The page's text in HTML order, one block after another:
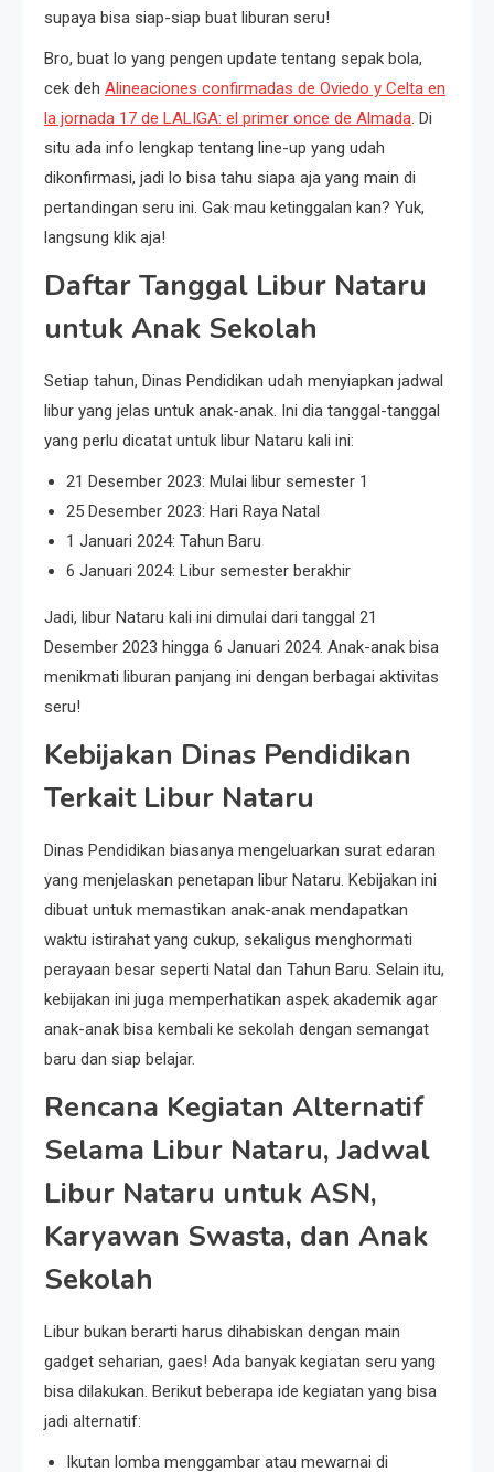
supaya bisa siap-siap buat liburan seru!
Bro, buat lo yang pengen update tentang sepak bola,
cek deh Alineaciones confirmadas de Oviedo y Celta en
la jornada 17 de LALIGA: el primer once de Almada. Di
situ ada info lengkap tentang line-up yang udah
dikonfirmasi, jadi lo bisa tahu siapa aja yang main di
pertandingan seru ini. Gak mau ketinggalan kan? Yuk,
langsung klik aja!
Daftar Tanggal Libur Nataru
untuk Anak Sekolah
Setiap tahun, Dinas Pendidikan udah menyiapkan jadwal
libur yang jelas untuk anak-anak. Ini dia tanggal-tanggal
yang perlu dicatat untuk libur Nataru kali ini:
21 Desember 2023: Mulai libur semester 1
25 Desember 2023: Hari Raya Natal
1 Januari 2024: Tahun Baru
6 Januari 2024: Libur semester berakhir
Jadi, libur Nataru kali ini dimulai dari tanggal 21
Desember 2023 hingga 6 Januari 2024. Anak-anak bisa
menikmati liburan panjang ini dengan berbagai aktivitas
seru!
Kebijakan Dinas Pendidikan
Terkait Libur Nataru
Dinas Pendidikan biasanya mengeluarkan surat edaran
yang menjelaskan penetapan libur Nataru. Kebijakan ini
dibuat untuk memastikan anak-anak mendapatkan
waktu istirahat yang cukup, sekaligus menghormati
perayaan besar seperti Natal dan Tahun Baru. Selain itu,
kebijakan ini juga memperhatikan aspek akademik agar
anak-anak bisa kembali ke sekolah dengan semangat
baru dan siap belajar.
Rencana Kegiatan Alternatif
Selama Libur Nataru, Jadwal
Libur Nataru untuk ASN,
Karyawan Swasta, dan Anak
Sekolah
Libur bukan berarti harus dihabiskan dengan main
gadget seharian, gaes! Ada banyak kegiatan seru yang
bisa dilakukan. Berikut beberapa ide kegiatan yang bisa
jadi alternatif:
Ikutan lomba menggambar atau mewarnai di